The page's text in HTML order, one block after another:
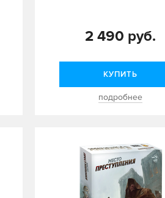
2 490 руб.
КУПИТЬ
подробнее